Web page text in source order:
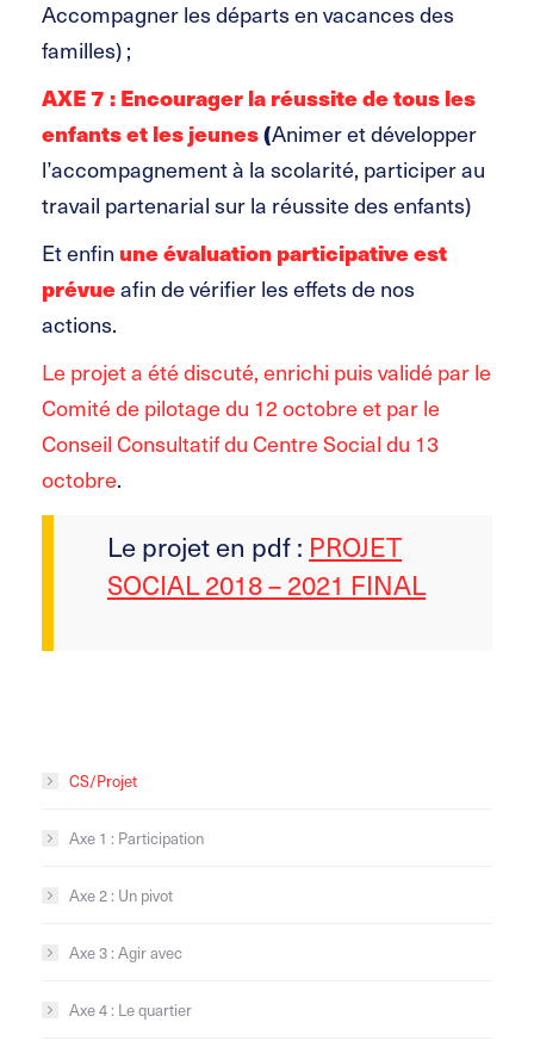
Accompagner les départs en vacances des
familles) ;
AXE 7 : Encourager la réussite de tous les
enfants et les jeunes(Animer et développer
l’accompagnement à la scolarité, participer au
travail partenarial sur la réussite des enfants)
Et enfinune évaluation participative est
prévueafin de vérifier les effets de nos
actions.
Le projet a été discuté, enrichi puis validé par le
Comité de pilotage du 12 octobre et par le
Conseil Consultatif du Centre Social du 13
octobre.
Le projet en pdf : PROJET
SOCIAL 2018 – 2021 FINAL
CS/Projet
Axe 1 : Participation
Axe 2 : Un pivot
Axe 3 : Agir avec
Axe 4 : Le quartier